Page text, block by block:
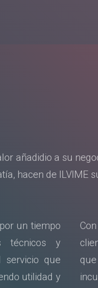
añadidio a su
hacen de ILVIME
un tiempo
técnicos y
servicio que
utilidad y